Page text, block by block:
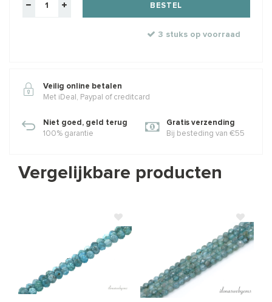
BESTEL
3 stuks op voorraad
Veilig online betalen
Met iDeal, Paypal of creditcard
Niet goed, geld terug
100% garantie
Gratis verzending
Bij besteding van €55
Vergelijkbare producten